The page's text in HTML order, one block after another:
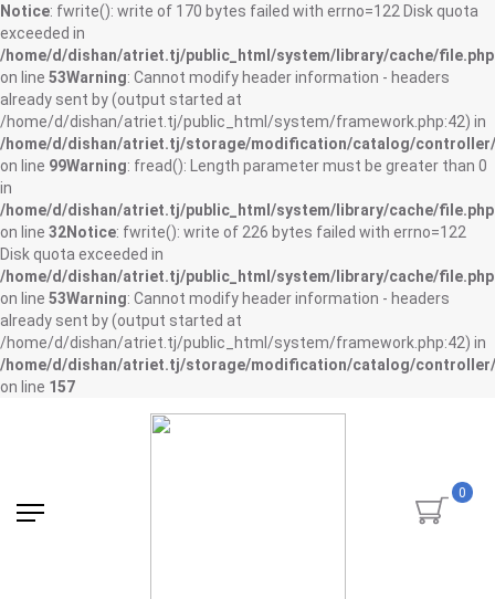
Notice: fwrite(): write of 170 bytes failed with errno=122 Disk quota
exceeded in
/home/d/dishan/atriet.tj/public_html/system/library/cache/file.php
on line 53Warning: Cannot modify header information - headers
already sent by (output started at
/home/d/dishan/atriet.tj/public_html/system/framework.php:42) in
/home/d/dishan/atriet.tj/storage/modification/catalog/
on line 99Warning: fread(): Length parameter must be greater than 0
in
/home/d/dishan/atriet.tj/public_html/system/library/cache/file.php
on line 32Notice: fwrite(): write of 226 bytes failed with errno=122
Disk quota exceeded in
/home/d/dishan/atriet.tj/public_html/system/library/cache/file.php
on line 53Warning: Cannot modify header information - headers
already sent by (output started at
/home/d/dishan/atriet.tj/public_html/system/framework.php:42) in
/home/d/dishan/atriet.tj/storage/modification/catalog/
on line 157
0